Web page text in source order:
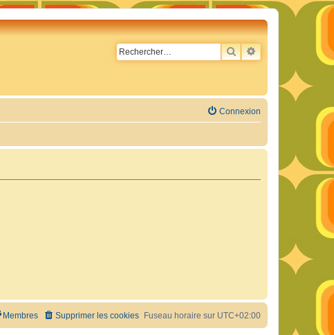
RECHERCHER
RECHERCHE
Connexion
Fuseau horaire sur UTC+02:00
Supprimer les cookies
Membres